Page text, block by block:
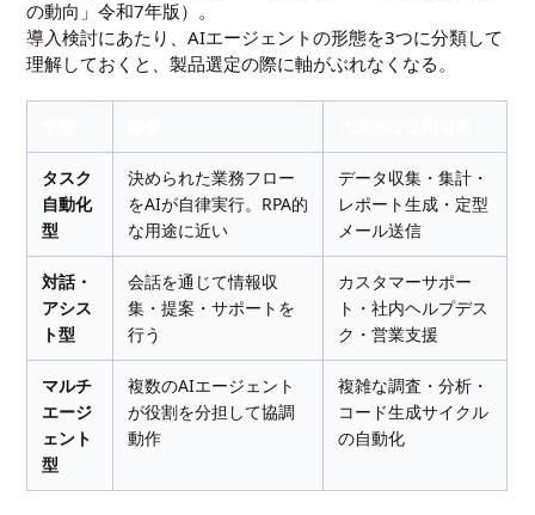
の動向」令和7年版）。
導入検討にあたり、AIエージェントの形態を3つに分類して
理解しておくと、製品選定の際に軸がぶれなくなる。
タスク
自動化
型
決められた業務フロー
をAIが自律実行。RPA的
な用途に近い
データ収集・集計・
レポート生成・定型
メール送信
対話・
アシス
ト型
会話を通じて情報収
集・提案・サポートを
行う
カスタマーサポー
ト・社内ヘルプデス
ク・営業支援
マルチ
エージ
ェント
型
複数のAIエージェント
が役割を分担して協調
動作
複雑な調査・分析・
コード生成サイクル
の自動化